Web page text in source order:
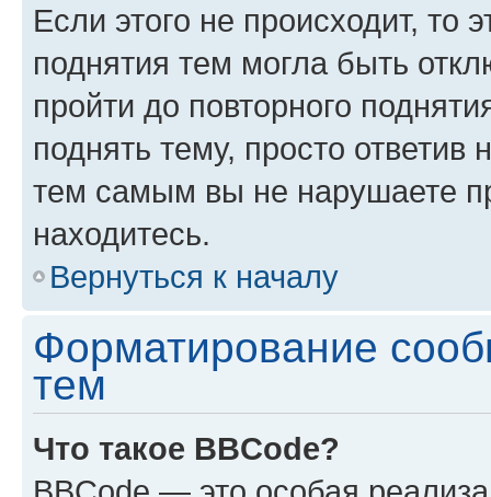
Если этого не происходит, то
поднятия тем могла быть
пройти до повторного
поднять тему, просто ответив
тем самым вы не нарушаете
находитесь.
Вернуться к началу
Форматирование
тем
Что такое BBCode?